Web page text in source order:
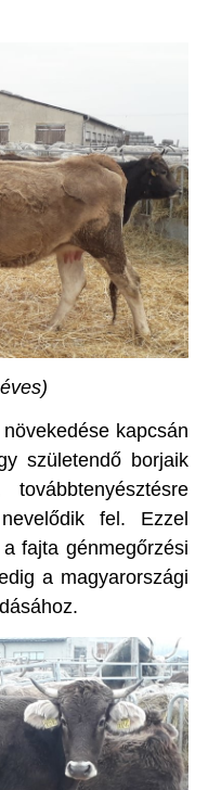
kapcsán
születendő borjaik
fel. Ezzel
fajta génmegőrzési
a magyarországi